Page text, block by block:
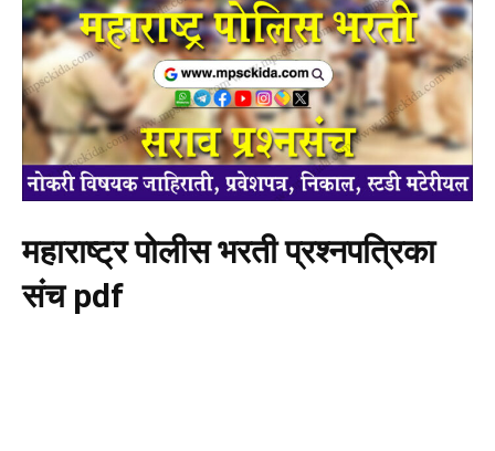
महाराष्ट्र पोलीस भरती प्रश्नपत्रिका
संच pdf